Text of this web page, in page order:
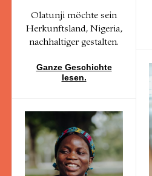
Olatunji möchte sein
Herkunftsland, Nigeria,
nachhaltiger gestalten.
Ganze Geschichte
lesen.